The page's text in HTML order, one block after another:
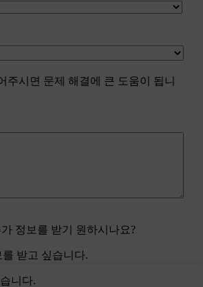
주시면 문제 해결에 큰 도움이 됩니
정보를 받기 원하시나요?
받고 싶습니다.
니다.